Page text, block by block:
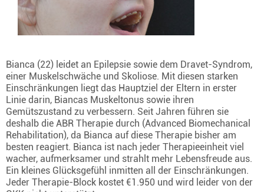
Bianca (22) leidet an Epilepsie sowie dem Dravet-Syndrom,
einer Muskelschwäche und Skoliose. Mit diesen starken
Einschränkungen liegt das Hauptziel der Eltern in erster
Linie darin, Biancas Muskeltonus sowie ihren
Gemütszustand zu verbessern. Seit Jahren führen sie
deshalb die ABR Therapie durch (Advanced Biomechanical
Rehabilitation), da Bianca auf diese Therapie bisher am
besten reagiert. Bianca ist nach jeder Therapieeinheit viel
wacher, aufmerksamer und strahlt mehr Lebensfreude aus.
Ein kleines Glücksgefühl inmitten all der Einschränkungen.
Jeder Therapie-Block kostet €1.950 und wird leider von der